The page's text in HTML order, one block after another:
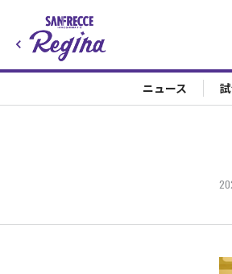
ニュース